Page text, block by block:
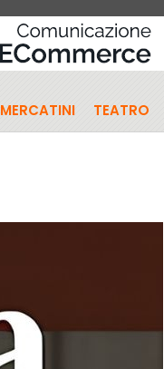
MERCATINI TEATRO